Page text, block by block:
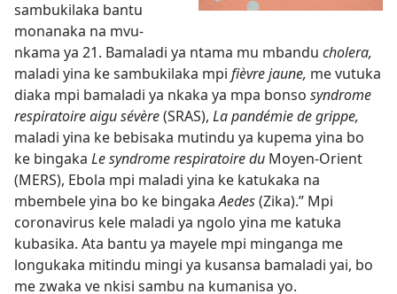
sambukilaka bantu
monanaka na mvu-
nkama ya 21. Bamaladi ya ntama mu mbandu cholera,
maladi yina ke sambukilaka mpi fièvre jaune, me vutuka
diaka mpi bamaladi ya nkaka ya mpa bonso syndrome
respiratoire aigu sévère(SRAS), La pandémie de grippe,
maladi yina ke bebisaka mutindu ya kupema yina bo
ke bingaka Le syndrome respiratoire du Moyen-Orient
(MERS), Ebola mpi maladi yina ke katukaka na
mbembele yina bo ke bingakaAedes(Zika).” Mpi
coronavirus kele maladi ya ngolo yina me katuka
kubasika. Ata bantu ya mayele mpi minganga me
longukaka mitindu mingi ya kusansa bamaladi yai, bo
me zwaka ve nkisi sambu na kumanisa yo.